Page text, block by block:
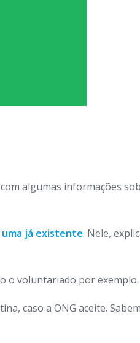
algumas informações
já existente. Nele,
o voluntariado por exemplo.
caso a ONG aceite.